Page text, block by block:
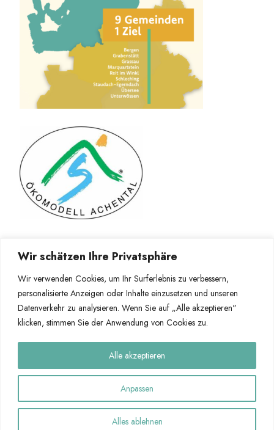
Wir schätzen Ihre Privatsphäre
Wir verwenden Cookies, um Ihr Surferlebnis zu verbessern,
personalisierte Anzeigen oder Inhalte einzusetzen und unseren
Datenverkehr zu analysieren. Wenn Sie auf „Alle akzeptieren"
klicken, stimmen Sie der Anwendung von Cookies zu.
Anpassen
Alles ablehnen
Alle akzeptieren
Neue Energie Achental eG | Marquartsteiner Str. 3 | 83224
Staudach-Egerndach
Newsletter FAQs Impressum
Built withMake. Your friendly WordPress page builder theme.